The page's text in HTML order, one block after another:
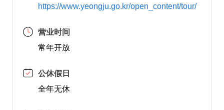
https://www.yeongju.go.kr/open_content/tour/
营业时间
常年开放
公休假日
全年无休